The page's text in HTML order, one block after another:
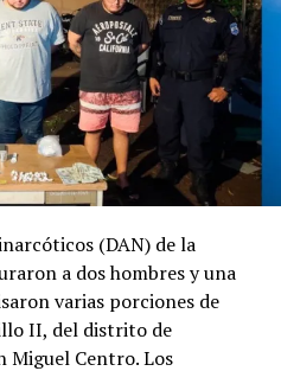
(DAN) de la
a dos hombres y una
varias porciones de
II, del distrito de
Miguel Centro. Los